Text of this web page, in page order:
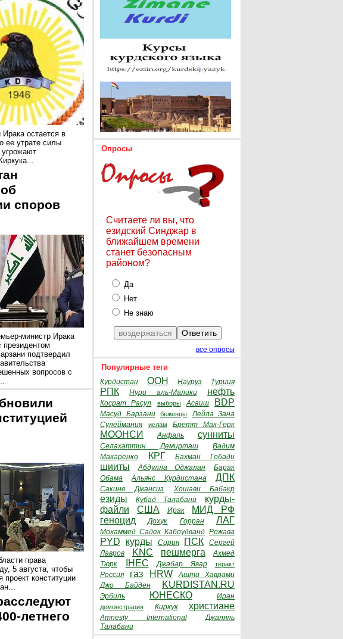
Ирака остается в
ее утрате силы
споров
министр Ирака
президентом
подтвердил
вопросов с
права
5 августа, чтобы
проект конституции
летнего
Опросы
Считаете ли вы, что
езидский Синджар в
ближайшем времени
станет безопасным
районом?
Да
Нет
Не знаю
все опросы
Популярные теги
Курдистан ООН Науруз Турция
РПК Нури аль-Малики нефть
Косрат Расул выборы Асаиш BDP
Масуд Барзани беженцы
Лейла Зана
Сулеймания
ислам Бретт Мак-Герк
МООНСИ Анфаль сунниты
Селахаттин Демирташ
Вадим
Макаренко
КРГ Бахман Гобади
шииты Абдулла Оджалан
Барак
Обама
Альянс Курдистана ДПК
Сакине Джансиз Хошави Бабакр
езиды Кубад Талабани
курды-
файли
США Ирак
МИД РФ
геноцид
Дохук Горран ЛАГ
Мохаммед Садек Кабоудванд Рожава
PYD курды Сирия ПСК
Сергей
Лавров
KNC пешмерга
Ахмед
Тюрк
IHEC Джабар Явар теракт
Россия газ HRW
Ашти Хаврами
Джо Байден
KURDISTAN.RU
Эрбиль ЮНЕСКО Иран
демонстрация Киркук христиане
Amnesty International
Джаляль
Талабани